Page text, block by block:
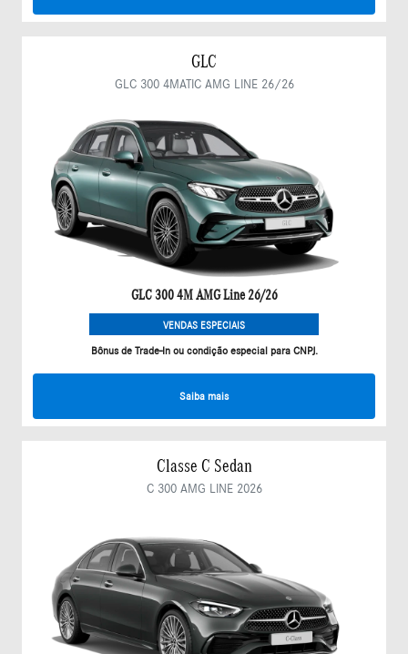
GLC
GLC 300 4MATIC AMG LINE 26/26
GLC 300 4M AMG Line 26/26
VENDAS ESPECIAIS
Bônus de Trade-In ou condição especial para CNPJ.
Saiba mais
Classe C Sedan
C 300 AMG LINE 2026